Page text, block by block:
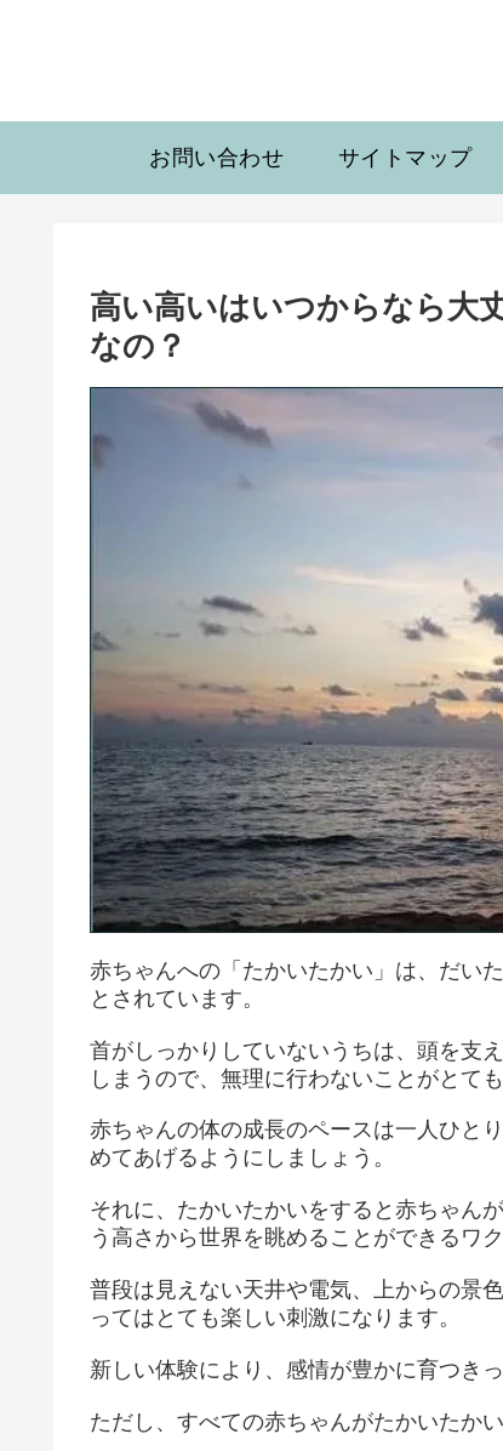
お問い合わせ サイトマップ
高い高いはいつからなら大
なの？
赤ちゃんへの「たかいたかい」は、だい
とされています。
首がしっかりしていないうちは、頭を支
しまうので、無理に行わないことがとても
赤ちゃんの体の成長のペースは一人ひと
めてあげるようにしましょう。
それに、たかいたかいをすると赤ちゃん
う高さから世界を眺めることができるワ
普段は見えない天井や電気、上からの景
ってはとても楽しい刺激になります。
新しい体験により、感情が豊かに育つき
ただし、すべての赤ちゃんがたかいたか